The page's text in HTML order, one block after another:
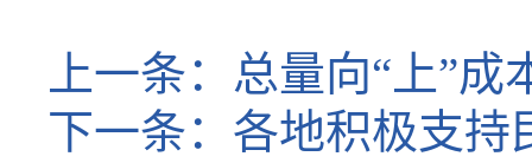
上一条： 总量向“上”
下一条： 各地积极支持